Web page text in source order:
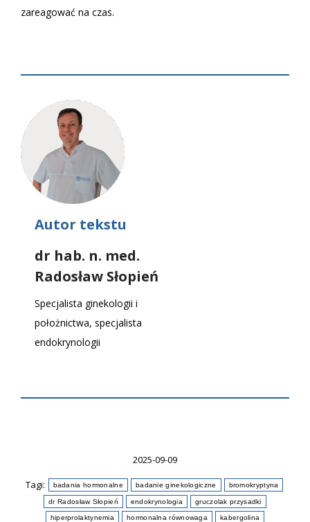
zareagować na czas.
Autor tekstu
dr hab. n. med.
Radosław Słopień
Specjalista ginekologii i
położnictwa, specjalista
endokrynologii
2025-09-09
Tagi:
badania hormonalne badanie ginekologiczne bromokryptyna
dr Radosław Słopień endokrynologia gruczolak przysadki
hiperprolaktynemia hormonalna równowaga kabergolina